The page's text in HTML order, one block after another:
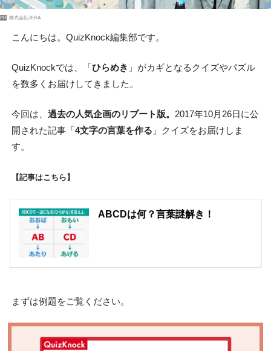
PR 株式会社JERA
こんにちは。QuizKnock編集部です。
QuizKnockでは、「ひらめき 」がカギとなるクイズやパズル
を数多くお届けしてきました。
今回は、 過去の人気企画のリブート版。 2017年10月26日に公
開された記事「4文字の言葉を作る 」クイズをお届けしま
す。
【記事はこちら】
ABCDは何？言葉謎解き！
まずは例題をご覧ください。